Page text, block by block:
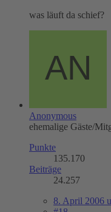
was läuft da schief?
Anonymous
ehemalige Gäste/
Punkte
135.170
Beiträge
24.257
8. April 2006